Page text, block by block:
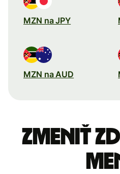
MZN na JPY
MZN na AUD
Zmeniť